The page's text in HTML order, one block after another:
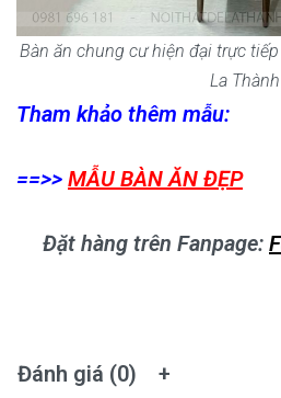
Bàn ăn chung cư hiện đại trực
La Thành
Tham khảo thêm mẫu:
==>> MẪU BÀN ĂN ĐẸP
Đặt hàng trên Fanpage:
Đánh giá (0)